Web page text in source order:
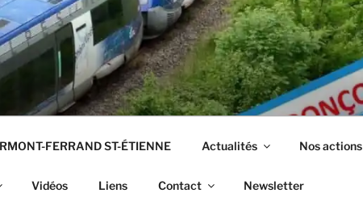
FERRAND ST-ÉTIENNE Actualités Nos actions
Vidéos Liens Contact Newsletter